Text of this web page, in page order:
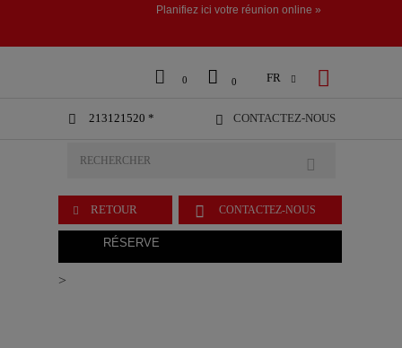
FR  
CONTACTEZ-NOUS
 0  0
 213121520 * 
Planifiez ici votre réunion online »
>
 RETOUR  CONTACTEZ-NOUS
RÉSERVE